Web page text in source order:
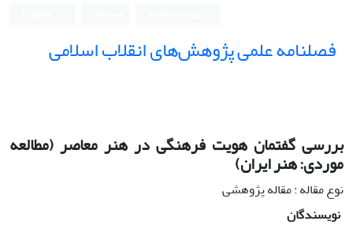
فصلنامه علمی پژوهش‌های انقلاب اسلامی
بررسی گفتمان هویت فرهنگی در هنر معاصر (مطالعه
موردی: هنر ایران)
نوع مقاله : مقاله پژوهشی
نویسندگان